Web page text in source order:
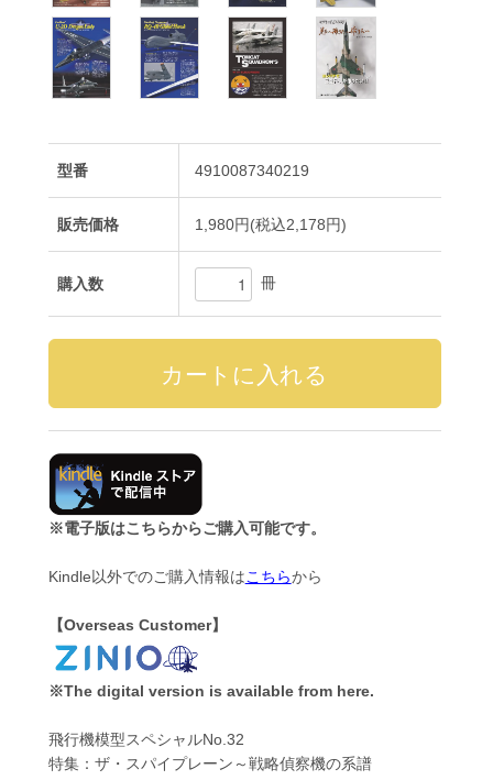
型番 4910087340219
販売価格 1,980円(税込2,178円)
購入数 冊
※電子版はこちらからご購入可能です。
Kindle以外でのご購入情報はこちらから
【Overseas Customer】
※The digital version is available from here.
飛行機模型スペシャルNo.32
特集：ザ・スパイプレーン～戦略偵察機の系譜